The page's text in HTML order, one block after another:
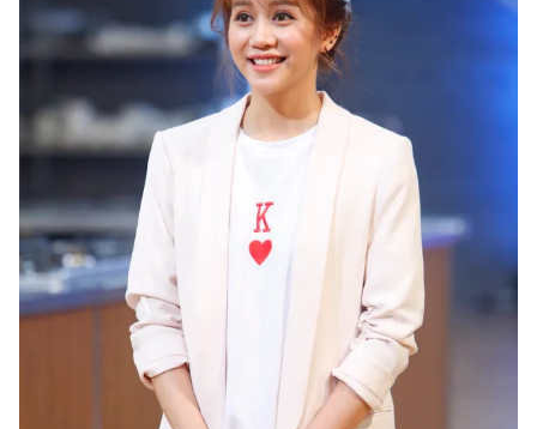
Liên hệ tòa soạn English
Theo dõi báo trên
Cơ quan chủ quản:
Đài Truyền hình Việt Nam
Cơ quan báo chí:Thời báo VTV
Giấy phép hoạt động báo in và báo điện tử số 483/GP-BTTTT